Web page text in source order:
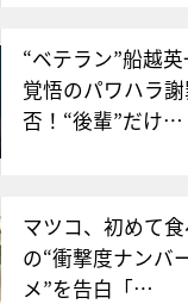
“ベテラン”船越
覚悟のパワハラ
否！“後輩”だけ…
マツコ、初めて
の“衝撃度ナンバ
メ”を告白「…